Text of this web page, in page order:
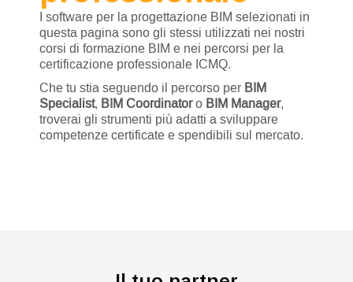
I software per la progettazione BIM selezionati in
questa pagina sono gli stessi utilizzati nei nostri
corsi di formazione BIM e nei percorsi per la
certificazione professionale ICMQ.
Che tu stia seguendo il percorso per BIM
Specialist, BIM Coordinatoro BIM Manager,
troverai gli strumenti più adatti a sviluppare
competenze certificate e spendibili sul mercato.